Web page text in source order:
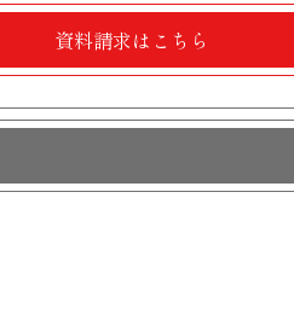
資料請求はこちら